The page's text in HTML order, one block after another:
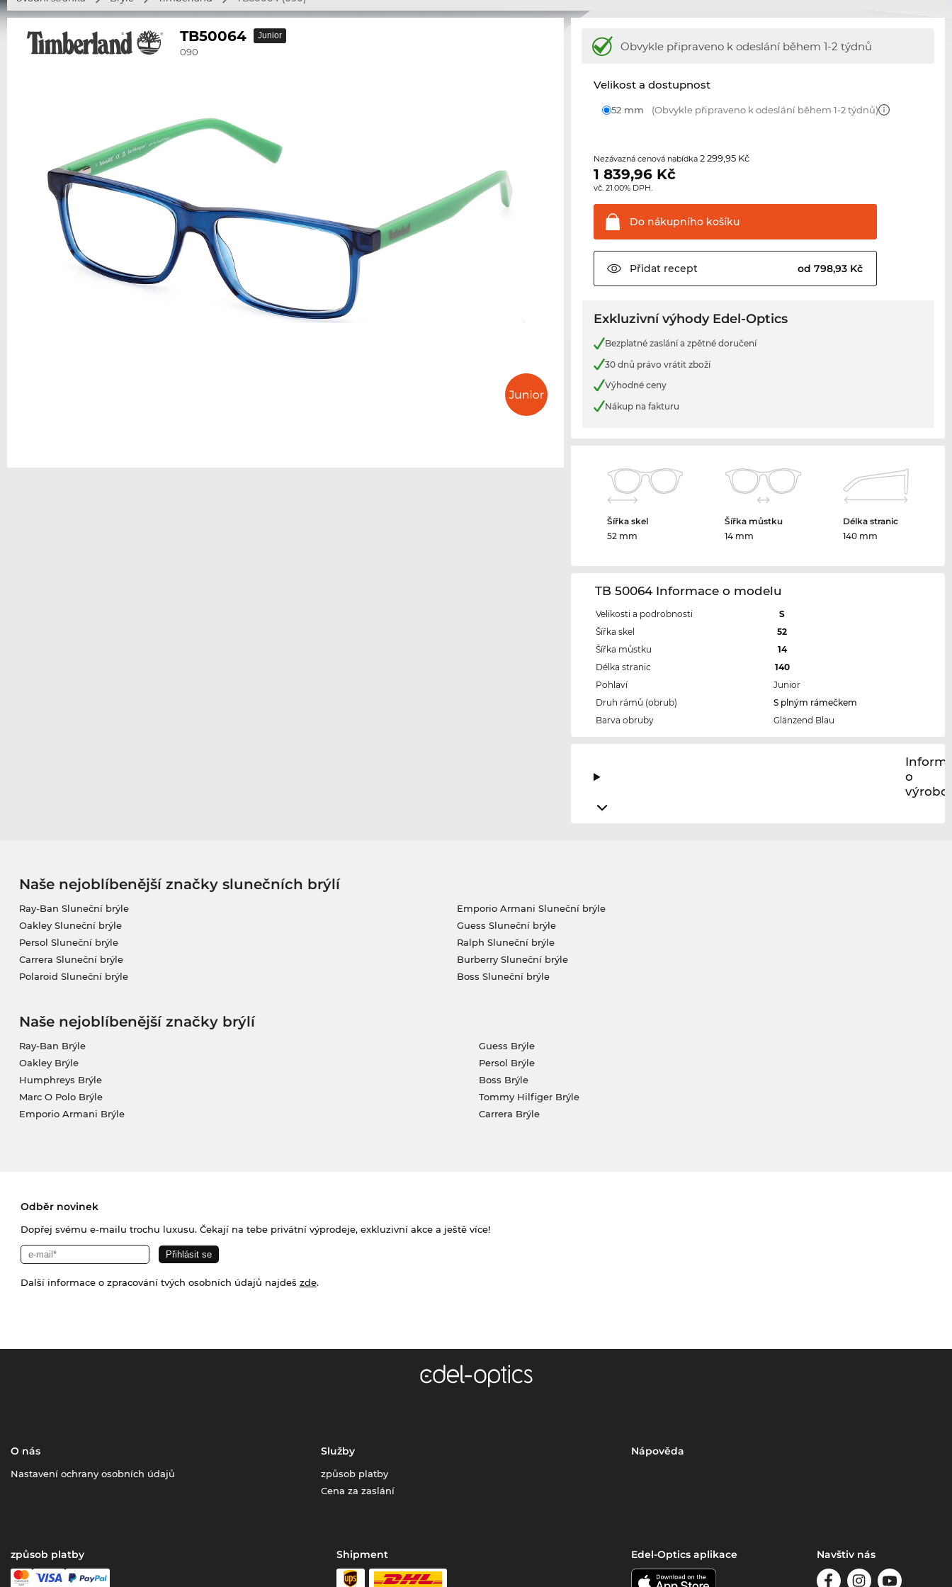
TB50064
090
Junior
Obvykle připraveno k odeslání během 1-2 týdnů
Velikost a dostupnost
52 mm (Obvykle připraveno k odeslání během 1-2 týdnů)
Nezávazná cenová nabídka2 299,95 Kč
1 839,96 Kč
vč. 21.00% DPH.
Do nákupního košíku
Přidat recept od 798,93 Kč
Exkluzivní výhody Edel-Optics
Bezplatné zaslání a zpětné doručení
30 dnů právo vrátit zboží
Výhodné ceny
Nákup na fakturu
Šířka skel
52 mm
Šířka můstku
14 mm
Délka stranic
140 mm
TB 50064 Informace o modelu
Velikosti a podrobnosti
S
Šířka skel
52
Šířka můstku
14
Délka stranic
140
Pohlaví
Junior
Druh rámů (obrub)
S plným rámečkem
Barva obruby
Glänzend Blau
o
výrobci
Naše nejoblíbenější značky slunečních brýlí
Ray-Ban Sluneční brýle
Oakley Sluneční brýle
Persol Sluneční brýle
Carrera Sluneční brýle
Polaroid Sluneční brýle
Emporio Armani Sluneční brýle
Guess Sluneční brýle
Ralph Sluneční brýle
Burberry Sluneční brýle
Boss Sluneční brýle
Naše nejoblíbenější značky brýlí
Ray-Ban Brýle
Oakley Brýle
Humphreys Brýle
Marc O Polo Brýle
Emporio Armani Brýle
Guess Brýle
Persol Brýle
Boss Brýle
Tommy Hilfiger Brýle
Carrera Brýle
Odběr novinek
Dopřej svému e-mailu trochu luxusu. Čekají na tebe privátní výprodeje, exkluzivní akce a ještě více!
Další informace o zpracování tvých osobních údajů najdeš zde.
O nás
Nastavení ochrany osobních údajů
Služby
způsob platby
Cena za zaslání
Nápověda
způsob platby Shipment Edel-Optics aplikace Navštiv nás